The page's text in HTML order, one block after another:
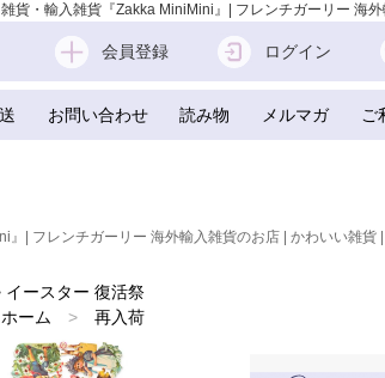
・輸入雑貨『Zakka MiniMini』| フレンチガーリー 海
会員登録 ログイン
お問い合わせ 読み物 メルマガ ご
| フレンチガーリー 海外輸入雑貨のお店 | かわいい雑貨
イースター 復活祭
ホーム
>
再入荷
ーム
>
新着商品
味わいある紙雑貨